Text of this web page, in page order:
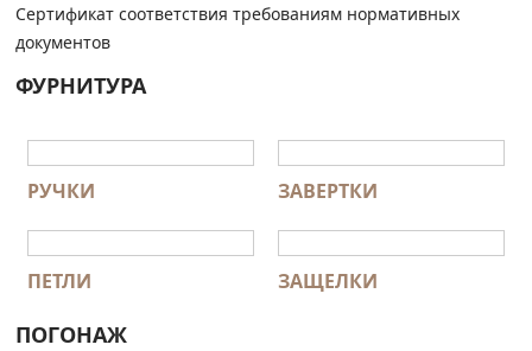
Сертификат соответствия требованиям нормативных
документов
ФУРНИТУРА
РУЧКИ ЗАВЕРТКИ
ПЕТЛИ ЗАЩЕЛКИ
ПОГОНАЖ